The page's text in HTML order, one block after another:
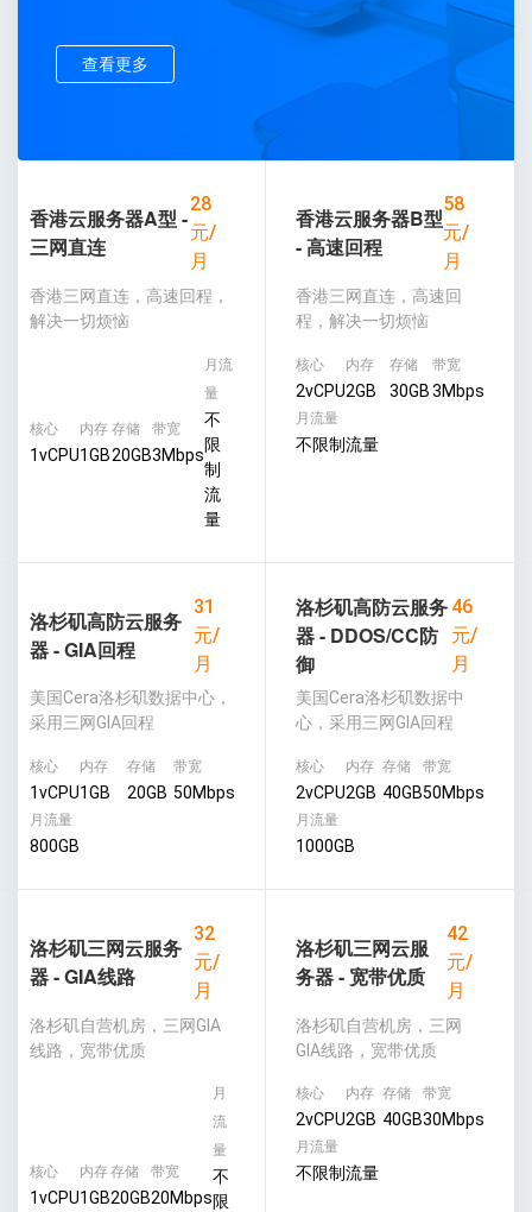
查看更多
香港云服务器A型 -
三网直连
28
元/
月
香港三网直连，高速回程，
解决一切烦恼
核心
1vCPU
内存
1GB
存储
20GB
带宽
3Mbps
月流
量
不
限
制
流
量
香港云服务器B型
- 高速回程
58
元/
月
香港三网直连，高速回
程，解决一切烦恼
核心
2vCPU
内存
2GB
存储
30GB
带宽
3Mbps
月流量
不限制流量
洛杉矶高防云服务
器 - GIA回程
31
元/
月
美国Cera洛杉矶数据中心，
采用三网GIA回程
核心
1vCPU
内存
1GB
存储
20GB
带宽
50Mbps
月流量
800GB
洛杉矶高防云服务
器 - DDOS/CC防
御
46
元/
月
美国Cera洛杉矶数据中
心，采用三网GIA回程
核心
2vCPU
内存
2GB
存储
40GB
带宽
50Mbps
月流量
1000GB
洛杉矶三网云服务
器 - GIA线路
32
元/
月
洛杉矶自营机房，三网GIA
线路，宽带优质
核心
1vCPU
内存
1GB
存储
20GB
带宽
20Mbps
月
流
量
不
限
洛杉矶三网云服
务器 - 宽带优质
42
元/
月
洛杉矶自营机房，三网
GIA线路，宽带优质
核心
2vCPU
内存
2GB
存储
40GB
带宽
30Mbps
月流量
不限制流量